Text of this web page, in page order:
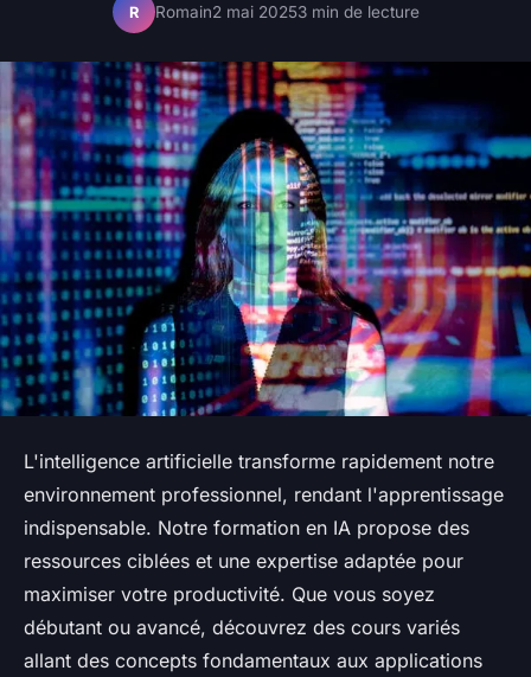
R Romain2 mai 20253 min de lecture
L'intelligence artificielle transforme rapidement notre
environnement professionnel, rendant l'apprentissage
indispensable. Notre formation en IA propose des
ressources ciblées et une expertise adaptée pour
maximiser votre productivité. Que vous soyez
débutant ou avancé, découvrez des cours variés
allant des concepts fondamentaux aux applications